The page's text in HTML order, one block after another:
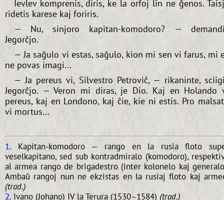
Ievlev komprenis, diris, ke la orfoj lin ne ĝenos.
ridetis karese kaj foriris.
— Nu, sinjoro kapitan-komodoro? —
Jegorĉjo.
— Ja saĝulo vi estas, saĝulo, kion mi sen vi farus, mi
ne povas imagi...
— Ja pereus vi, Silvestro Petroviĉ, — rikaninte,
Jegorĉjo. — Veron mi diras, je Dio. Kaj en Holando
pereus, kaj en Londono, kaj ĉie, kie ni estis. Pro
vi mortus...
1. Kapitan-komodoro — rango en la rusia floto
veselkapitano, sed sub kontradmiralo (komodoro),
al armea rango de brigadestro (inter kolonelo kaj
Ambaŭ rangoj nun ne ekzistas en la rusiaj floto kaj
(trad.)
2. Ivano (Johano) IV la Terura (1530–1584) (trad.)